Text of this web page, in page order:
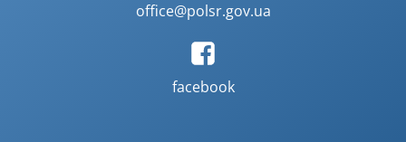
office@polsr.gov.ua
facebook